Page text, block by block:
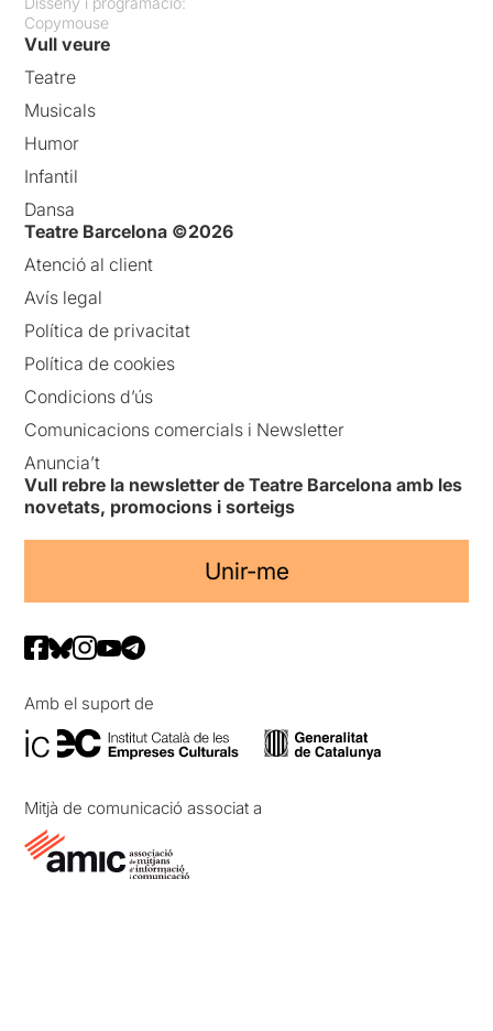
Copymouse
Vull veure
Teatre
Musicals
Humor
Infantil
Dansa
Teatre Barcelona ©2026
Atenció al client
Avís legal
Política de privacitat
Política de cookies
Condicions d’ús
Comunicacions comercials i Newsletter
Anuncia’t
Vull rebre la newsletter de Teatre Barcelona amb les
novetats, promocions i sorteigs
Unir-me
Amb el suport de
Mitjà de comunicació associat a